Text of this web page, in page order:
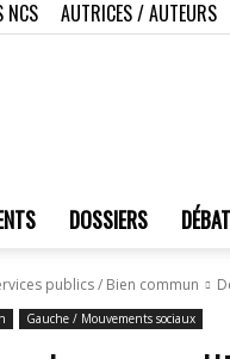
NCS AUTRICES / AUTEURS
DOSSIERS
publics / Bien commun
Gauche / Mouvements sociaux